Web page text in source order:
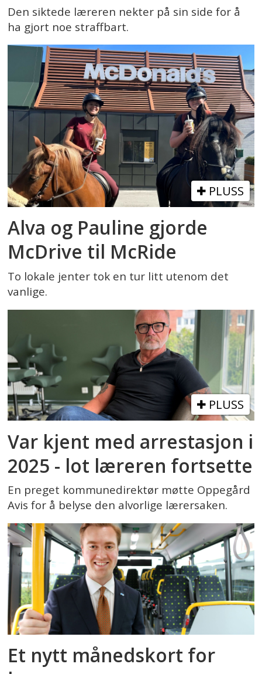
Den siktede læreren nekter på sin side for å
ha gjort noe straffbart.
PLUSS
Alva og Pauline gjorde
McDrive til McRide
To lokale jenter tok en tur litt utenom det
vanlige.
PLUSS
Var kjent med arrestasjon i
2025 - lot læreren fortsette
En preget kommunedirektør møtte Oppegård
Avis for å belyse den alvorlige lærersaken.
Et nytt månedskort for